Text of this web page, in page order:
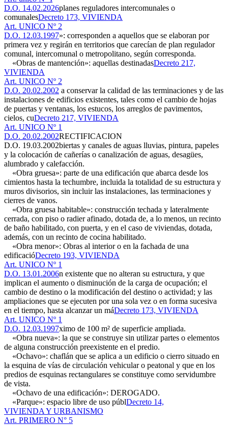
D.O. 14.02.2026planes reguladores intercomunales o
comunalesDecreto 173, VIVIENDA
Art. UNICO Nº 2
D.O. 12.03.1997»: corresponden a aquellos que se elaboran por
primera vez y regirán en territorios que carecían de plan regulador
comunal, intercomunal o metropolitano, según corresponda.
«Obras de mantención»: aquellas destinadasDecreto 217,
VIVIENDA
Art. UNICO Nº 2
D.O. 20.02.2002 a conservar la calidad de las terminaciones y de las
instalaciones de edificios existentes, tales como el cambio de hojas
de puertas y ventanas, los estucos, los arreglos de pavimentos,
cielos, cuDecreto 217, VIVIENDA
Art. UNICO Nº 1
D.O. 20.02.2002RECTIFICACION
D.O. 19.03.2002biertas y canales de aguas lluvias, pintura, papeles
y la colocación de cañerías o canalización de aguas, desagües,
alumbrado y calefacción.
«Obra gruesa»: parte de una edificación que abarca desde los
cimientos hasta la techumbre, incluida la totalidad de su estructura y
muros divisorios, sin incluir las instalaciones, las terminaciones y
cierres de vanos.
«Obra gruesa habitable»: construcción techada y lateralmente
cerrada, con piso o radier afinado, dotada de, a lo menos, un recinto
de baño habilitado, con puerta, y en el caso de viviendas, dotada,
además, con un recinto de cocina habilitado.
«Obra menor»: Obras al interior o en la fachada de una
edificacióDecreto 193, VIVIENDA
Art. UNICO Nº 1
D.O. 13.01.2006n existente que no alteran su estructura, y que
implican el aumento o disminución de la carga de ocupación; el
cambio de destino o la modificación del destino o actividad; y las
ampliaciones que se ejecuten por una sola vez o en forma sucesiva
en el tiempo, hasta alcanzar un máDecreto 173, VIVIENDA
Art. UNICO Nº 1
D.O. 12.03.1997ximo de 100 m² de superficie ampliada.
«Obra nueva»: la que se construye sin utilizar partes o elementos
de alguna construcción preexistente en el predio.
«Ochavo»: chaflán que se aplica a un edificio o cierro situado en
la esquina de vías de circulación vehicular o peatonal y que en los
predios de esquinas rectangulares se constituye como servidumbre
de vista.
«Ochavo de una edificación»: DEROGADO.
«Parque»: espacio libre de uso públDecreto 14,
VIVIENDA Y URBANISMO
Art. PRIMERO N° 5